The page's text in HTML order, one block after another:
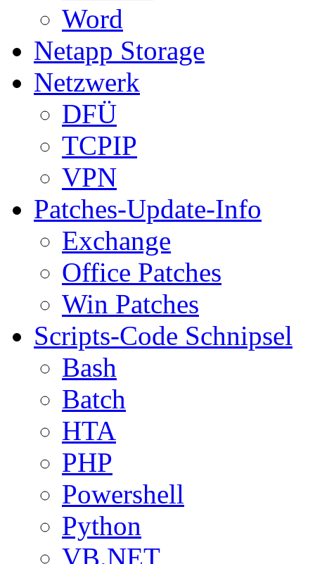
Word
Netapp Storage
Netzwerk
DFÜ
TCPIP
VPN
Patches-Update-Info
Exchange
Office Patches
Win Patches
Scripts-Code Schnipsel
Bash
Batch
HTA
PHP
Powershell
Python
VB.NET